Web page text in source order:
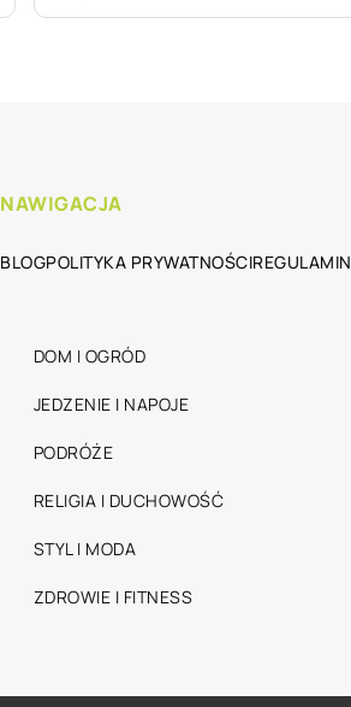
NAWIGACJA
BLOGPOLITYKA PRYWATNOŚCIREGULAMIN
DOM I OGRÓD
JEDZENIE I NAPOJE
PODRÓŻE
RELIGIA I DUCHOWOŚĆ
STYL I MODA
ZDROWIE I FITNESS